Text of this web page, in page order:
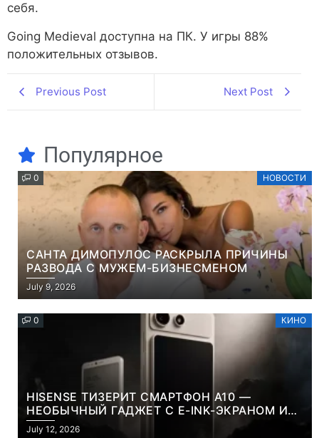
себя.
Going Medieval доступна на ПК. У игры 88%
положительных отзывов.
Previous Post Next Post
Популярное
0 НОВОСТИ
САНТА ДИМОПУЛОС РАСКРЫЛА ПРИЧИНЫ
РАЗВОДА С МУЖЕМ-БИЗНЕСМЕНОМ
July 9, 2026
0 КИНО
HISENSE ТИЗЕРИТ СМАРТФОН A10 —
НЕОБЫЧНЫЙ ГАДЖЕТ С E-INK-ЭКРАНОМ И
СЪЕМНОЙ LCD-ПАНЕЛЬЮ ДЛЯ ЦВЕТНОГО
July 12, 2026